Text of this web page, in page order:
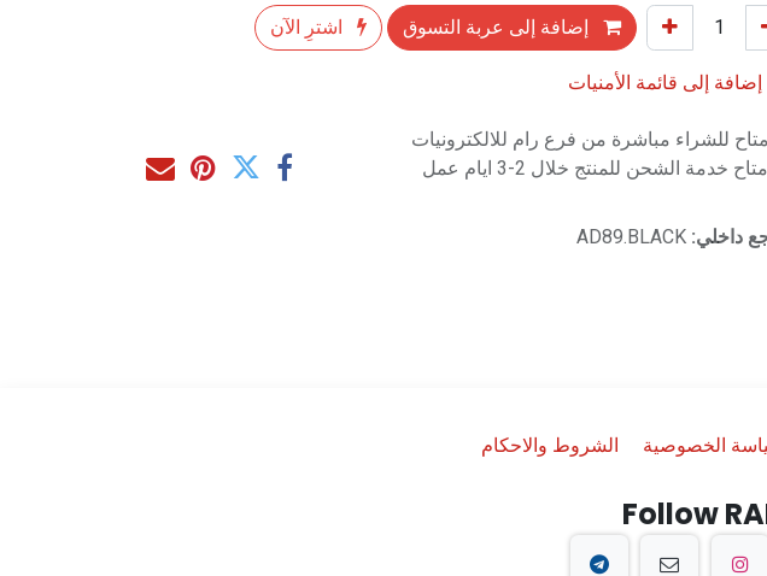
إضافة إلى عربة التسوق
اشترِ الآن
إضافة إلى قائمة الأمنيات
متاح للشراء مباشرة من فرع رام للالكترونيات
متاح خدمة الشحن للمنتج خلال 2-3 ايام عمل
داخلي: AD89.BLACK
الخصوصية الشروط والاحكام
Follow